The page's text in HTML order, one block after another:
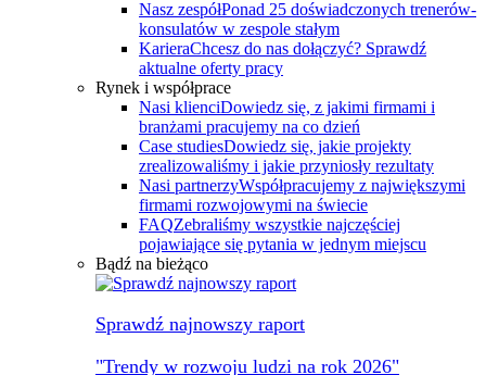
Nasz zespółPonad 25 doświadczonych trenerów-
konsulatów w zespole stałym
KarieraChcesz do nas dołączyć? Sprawdź
aktualne oferty pracy
Rynek i współprace
Nasi klienciDowiedz się, z jakimi firmami i
branżami pracujemy na co dzień
Case studiesDowiedz się, jakie projekty
zrealizowaliśmy i jakie przyniosły rezultaty
Nasi partnerzyWspółpracujemy z największymi
firmami rozwojowymi na świecie
FAQZebraliśmy wszystkie najczęściej
pojawiające się pytania w jednym miejscu
Bądź na bieżąco
Sprawdź najnowszy raport
"Trendy w rozwoju ludzi na rok 2026"